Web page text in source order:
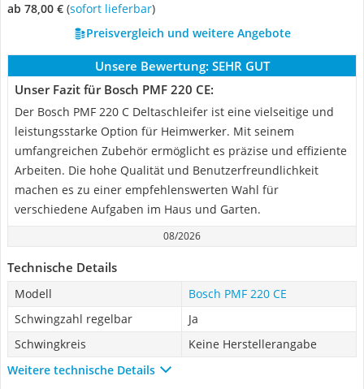
ab 78,00 € ( Sofort lieferbar)
Preisvergleich und weitere Angebote
Unsere Bewertung: SEHR GUT
Unser Fazit für Bosch PMF 220 CE:
Der Bosch PMF 220 C Deltaschleifer ist eine vielseitige und
leistungsstarke Option für Heimwerker. Mit seinem
umfangreichen Zubehör ermöglicht es präzise und effiziente
Arbeiten. Die hohe Qualität und Benutzerfreundlichkeit
machen es zu einer empfehlenswerten Wahl für
verschiedene Aufgaben im Haus und Garten.
08/2026
Technische Details
Modell
Bosch PMF 220 CE
Schwingzahl regelbar
Ja
Schwingkreis
Keine Herstellerangabe
Weitere technische Details